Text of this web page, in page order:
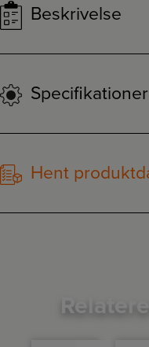
Beskrivelse
Specifikationer
Hent